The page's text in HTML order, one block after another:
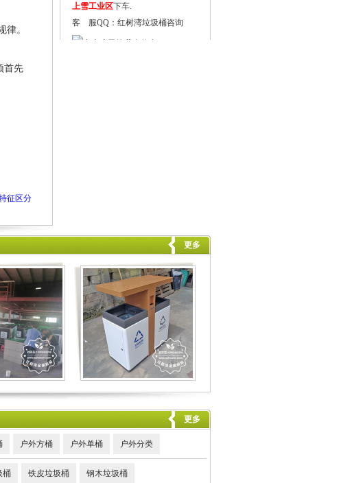
律。
首先
征区分
更多
更多
户外方桶 户外单桶 户外分类
桶 铁皮垃圾桶 钢木垃圾桶